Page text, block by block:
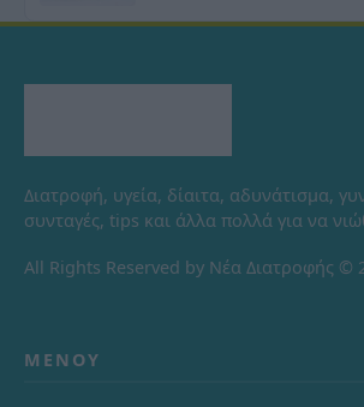
Διατροφή, υγεία, δίαιτα, αδυνάτισμα,
συνταγές, tips και άλλα πολλά για να
All Rights Reserved by Νέα Διατροφής ©
ΜΕΝΟΎ